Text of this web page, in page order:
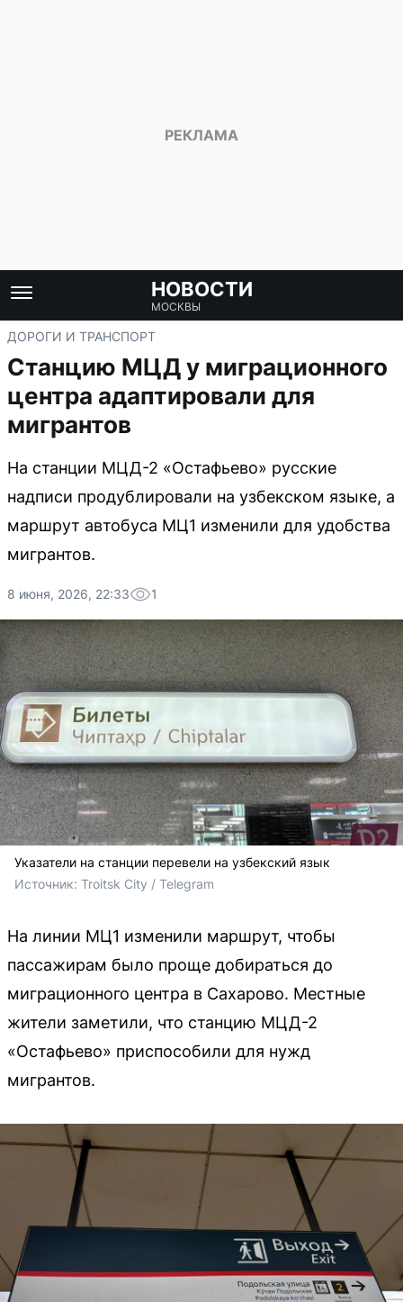
НОВОСТИ
МОСКВЫ
ДОРОГИ И ТРАНСПОРТ
Станцию МЦД у миграционного
центра адаптировали для
мигрантов
На станции МЦД-2 «Остафьево» русские
надписи продублировали на узбекском языке, а
маршрут автобуса МЦ1 изменили для удобства
мигрантов.
8 июня, 2026, 22:33 1
Указатели на станции перевели на узбекский язык
Источник: Troitsk City / Telegram
На линии МЦ1 изменили маршрут, чтобы
пассажирам было проще добираться до
миграционного центра в Сахарово. Местные
жители заметили, что станцию МЦД-2
«Остафьево» приспособили для нужд
мигрантов.